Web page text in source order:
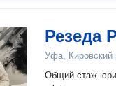
Резеда
Уфа, Кировский
Общий стаж